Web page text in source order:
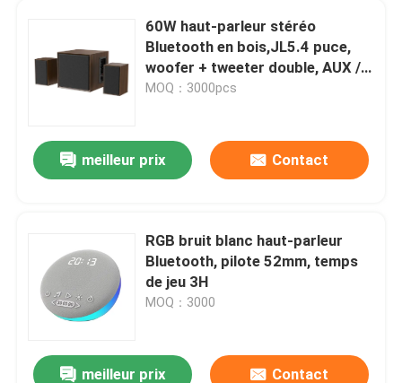
60W haut-parleur stéréo
Bluetooth en bois,JL5.4 puce,
woofer + tweeter double, AUX /
Bluetooth / TF, télécommande +
MOQ：3000pcs
meilleur prix Contact
RGB bruit blanc haut-parleur
Bluetooth, pilote 52mm, temps
de jeu 3H
MOQ：3000
meilleur prix Contact